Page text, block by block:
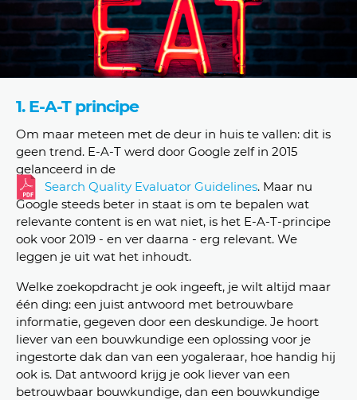
1. E-A-T principe
Om maar meteen met de deur in huis te vallen: dit is
geen trend. E-A-T werd door Google zelf in 2015
gelanceerd in de
Search Quality Evaluator Guidelines. Maar nu
Google steeds beter in staat is om te bepalen wat
relevante content is en wat niet, is het E-A-T-principe
ook voor 2019 - en ver daarna - erg relevant. We
leggen je uit wat het inhoudt.
Welke zoekopdracht je ook ingeeft, je wilt altijd maar
één ding: een juist antwoord met betrouwbare
informatie, gegeven door een deskundige. Je hoort
liever van een bouwkundige een oplossing voor je
ingestorte dak dan van een yogaleraar, hoe handig hij
ook is. Dat antwoord krijg je ook liever van een
betrouwbaar bouwkundige, dan een bouwkundige